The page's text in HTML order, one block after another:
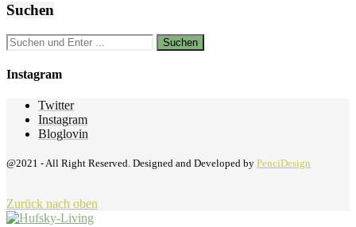
Suchen
Instagram
Twitter
Instagram
Bloglovin
@2021 - All Right Reserved. Designed and Developed by PenciDesign
Zurück nach oben